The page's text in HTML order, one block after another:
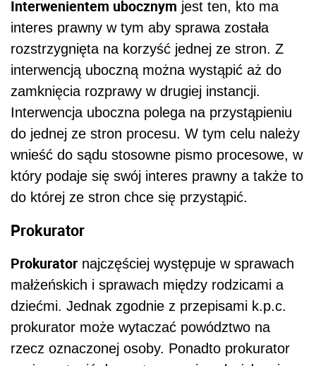
Interwenientem ubocznym jest ten, kto ma
interes prawny w tym aby sprawa została
rozstrzygnięta na korzyść jednej ze stron. Z
interwencją uboczną można wystąpić aż do
zamknięcia rozprawy w drugiej instancji.
Interwencja uboczna polega na przystąpieniu
do jednej ze stron procesu. W tym celu należy
wnieść do sądu stosowne pismo procesowe, w
który podaje się swój interes prawny a także to
do której ze stron chce się przystąpić.
Prokurator
Prokurator najczęściej występuje w sprawach
małżeńskich i sprawach między rodzicami a
dziećmi. Jednak zgodnie z przepisami k.p.c.
prokurator może wytaczać powództwo na
rzecz oznaczonej osoby. Ponadto prokurator